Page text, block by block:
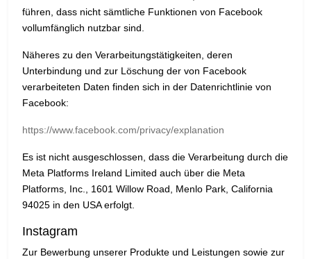
führen, dass nicht sämtliche Funktionen von Facebook
vollumfänglich nutzbar sind.
Näheres zu den Verarbeitungstätigkeiten, deren
Unterbindung und zur Löschung der von Facebook
verarbeiteten Daten finden sich in der Datenrichtlinie von
Facebook:
https://www.facebook.com/privacy/explanation
Es ist nicht ausgeschlossen, dass die Verarbeitung durch die
Meta Platforms Ireland Limited auch über die Meta
Platforms, Inc., 1601 Willow Road, Menlo Park, California
94025 in den USA erfolgt.
Instagram
Zur Bewerbung unserer Produkte und Leistungen sowie zur